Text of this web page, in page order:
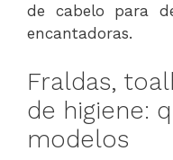
de cabelo para
encantadoras.
Fraldas,
de higiene:
modelos